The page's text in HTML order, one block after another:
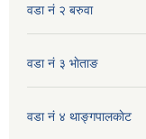
वडा नं २ बरुवा
वडा नं ३ भाेताङ
वडा नं ४ थाङ्गपालकाेट